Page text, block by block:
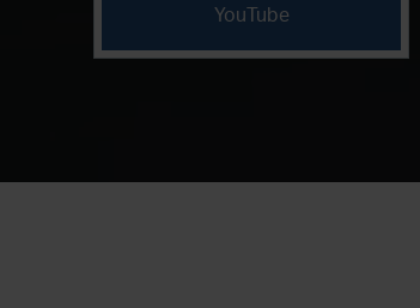
YouTube